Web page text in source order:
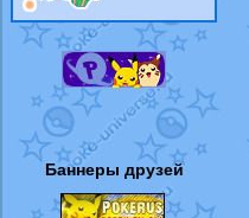
Баннеры друзей